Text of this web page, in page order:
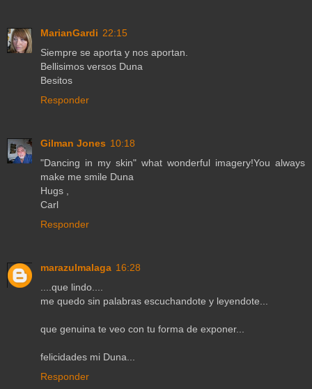
MarianGardi 22:15
Siempre se aporta y nos aportan.
Bellisimos versos Duna
Besitos
Responder
Gilman Jones 10:18
"Dancing in my skin" what wonderful imagery!You always
make me smile Duna
Hugs ,
Carl
Responder
marazulmalaga 16:28
....que lindo....
me quedo sin palabras escuchandote y leyendote...
que genuina te veo con tu forma de exponer...
felicidades mi Duna...
Responder